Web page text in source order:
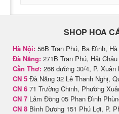
SHOP HOA
Hà Nội: 56B Trần Phú, Ba Đình, Hà
Đà Nẵng: 271B Trần Phú, Hải Châu
Cần Thơ: 266 đường 30/4, P.
CN 5 Đà Nẵng 32 Lê Thanh Nghị,
CN 6 71 Trường Chinh, Phường
CN 7 Lâm Đồng 05 Phan Đình
CN 8 Bình Dương 151 Phú Lợi, P.